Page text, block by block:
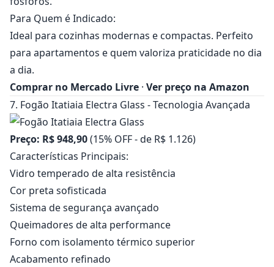
Para Quem é Indicado:
Ideal para cozinhas modernas e compactas. Perfeito
para apartamentos e quem valoriza praticidade no dia
a dia.
Comprar no Mercado Livre · Ver preço na Amazon
7. Fogão Itatiaia Electra Glass - Tecnologia Avançada
Preço: R$ 948,90(15% OFF - de R$ 1.126)
Características Principais:
Vidro temperado de alta resistência
Cor preta sofisticada
Sistema de segurança avançado
Queimadores de alta performance
Forno com isolamento térmico superior
Acabamento refinado